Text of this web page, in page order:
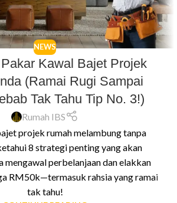
NEWS
Kawal Bajet Projek
(Ramai Rugi Sampai
Tak Tahu Tip No. 3!)
Rumah IBS
projek rumah melambung tanpa
8 strategi penting yang akan
mengawal perbelanjaan dan elakkan
RM50k—termasuk rahsia yang ramai
tak tahu!